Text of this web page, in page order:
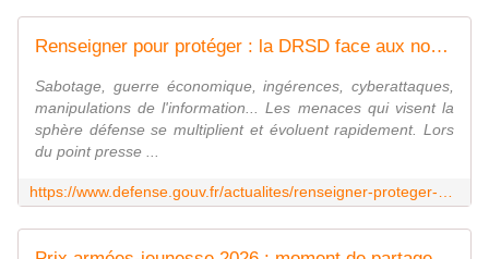
Renseigner pour protéger : la DRSD face aux nouvelles menaces
Sabotage, guerre économique, ingérences, cyberattaques,
manipulations de l'information... Les menaces qui visent la
sphère défense se multiplient et évoluent rapidement. Lors
du point presse ...